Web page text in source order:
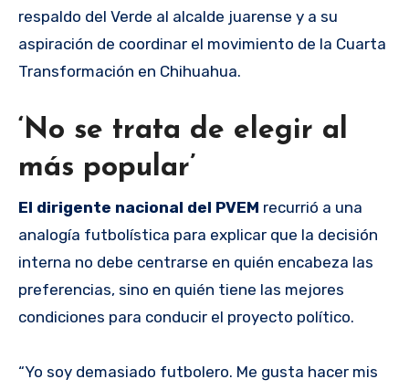
respaldo del Verde al alcalde juarense y a su
aspiración de coordinar el movimiento de la Cuarta
Transformación en Chihuahua.
‘No se trata de elegir al
más popular’
El dirigente nacional del PVEM recurrió a una
analogía futbolística para explicar que la decisión
interna no debe centrarse en quién encabeza las
preferencias, sino en quién tiene las mejores
condiciones para conducir el proyecto político.
“Yo soy demasiado futbolero. Me gusta hacer mis